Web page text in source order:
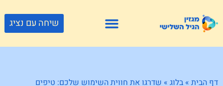
שיחה עם נציג
דף הבית » בלוג » שדרגו את חווית השימוש שלכם: טיפים